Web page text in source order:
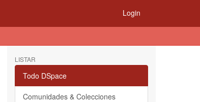
Login
LISTAR
Todo DSpace
Comunidades & Colecciones